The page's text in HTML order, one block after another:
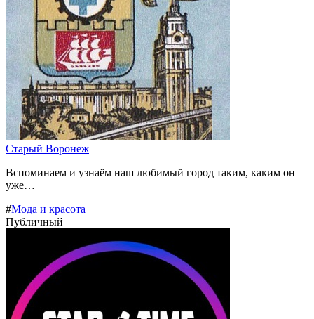
Старый Воронеж
Вспоминаем и узнаём наш любимый город таким, каким он
уже…
#Мода и красота
Публичный